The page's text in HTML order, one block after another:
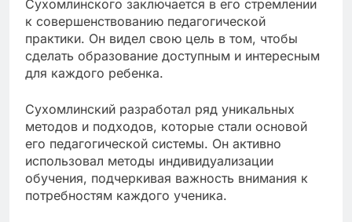
Сухомлинского заключается в его стремлении
к совершенствованию педагогической
практики. Он видел свою цель в том, чтобы
сделать образование доступным и интересным
для каждого ребенка.
Сухомлинский разработал ряд уникальных
методов и подходов, которые стали основой
его педагогической системы. Он активно
использовал методы индивидуализации
обучения, подчеркивая важность внимания к
потребностям каждого ученика.